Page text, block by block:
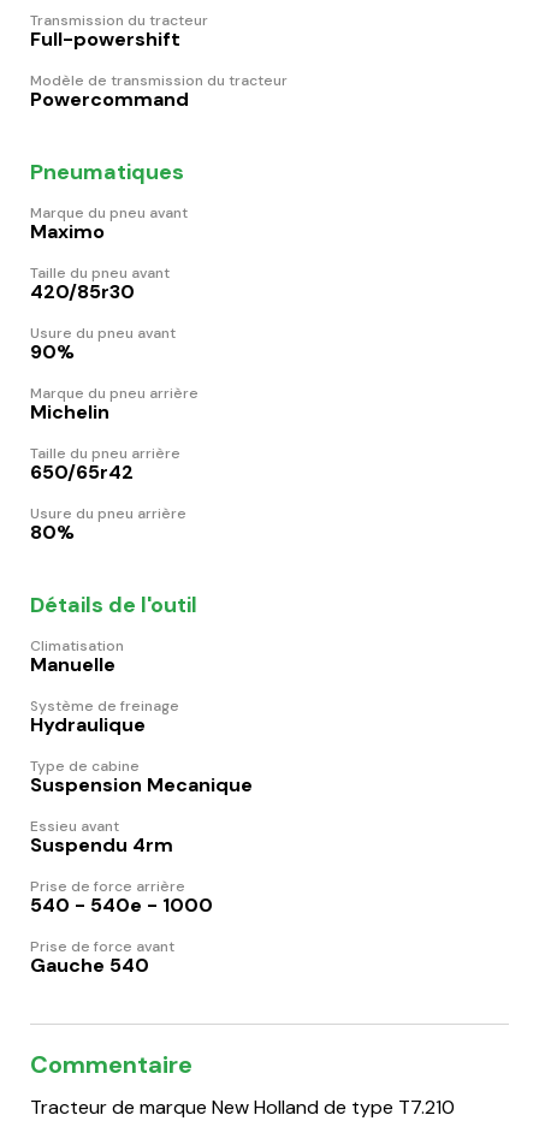
Transmission du tracteur
Full-powershift
Modèle de transmission du tracteur
Powercommand
Pneumatiques
Marque du pneu avant
Maximo
Taille du pneu avant
420/85r30
Usure du pneu avant
90%
Marque du pneu arrière
Michelin
Taille du pneu arrière
650/65r42
Usure du pneu arrière
80%
Détails de l'outil
Climatisation
Manuelle
Système de freinage
Hydraulique
Type de cabine
Suspension Mecanique
Essieu avant
Suspendu 4rm
Prise de force arrière
540 - 540e - 1000
Prise de force avant
Gauche 540
Commentaire
Tracteur de marque New Holland de type T7.210